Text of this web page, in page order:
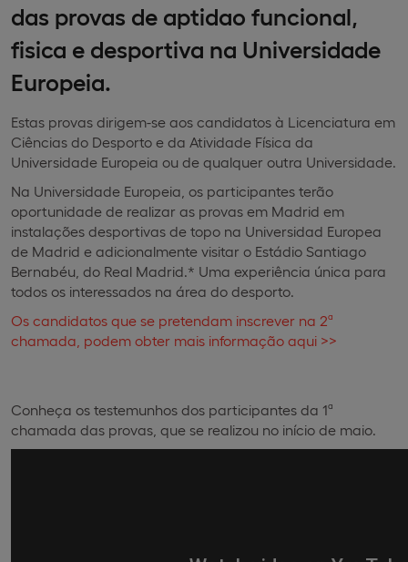
das provas de aptidao funcional,
fisica e desportiva na Universidade
Europeia.
Estas provas dirigem-se aos candidatos à Licenciatura em
Ciências do Desporto e da Atividade Física da
Universidade Europeia ou de qualquer outra Universidade.
Na Universidade Europeia, os participantes terão
oportunidade de realizar as provas em Madrid em
instalações desportivas de topo na Universidad Europea
de Madrid e adicionalmente visitar o Estádio Santiago
Bernabéu, do Real Madrid.* Uma experiência única para
todos os interessados na área do desporto.
Os candidatos que se pretendam inscrever na 2ª
chamada, podem obter mais informação aqui >>
Conheça os testemunhos dos participantes da 1ª
chamada das provas, que se realizou no início de maio.